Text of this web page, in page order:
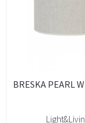
BRESKA PEARL